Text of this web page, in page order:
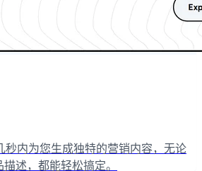
秒内为您生成独特的营销内容，无论
述，都能轻松搞定。